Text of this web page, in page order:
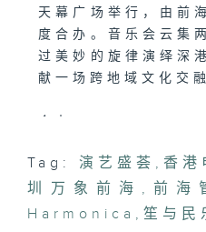
天幕广场举行，由前
度合办。音乐会云集
过美妙的旋律演绎深
献一场跨地域文化交
深圳市前海深港现代
香港电台
场地提供：
Tag: 演艺盛荟 , 香港
圳万象前海 , 前海
Harmonica ,笙与民